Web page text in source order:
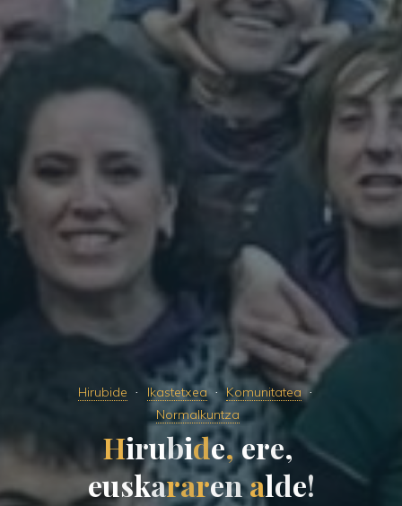
Hirubide Ikastetxea
Komunitatea
Normalkuntza
Hirubide, ere,
euskararen alde!